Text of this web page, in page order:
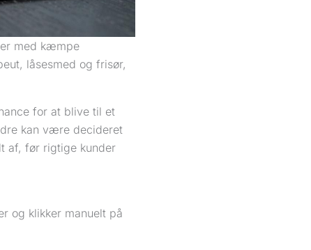
med kæmpe
låsesmed og frisør,
for at blive til et
kan være decideret
af, før rigtige kunder
og klikker manuelt på